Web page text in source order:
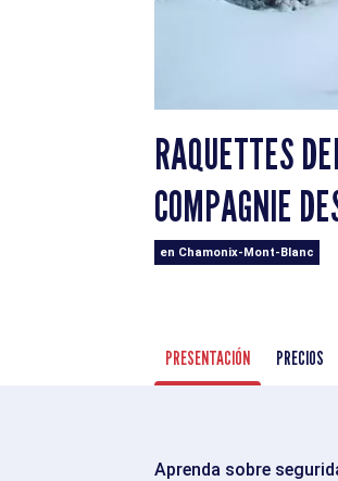
RAQUETTES
COMPAGNIE
en Chamonix-Mont-Blanc
PRESENTACIÓN PRECIOS
Aprenda sobre